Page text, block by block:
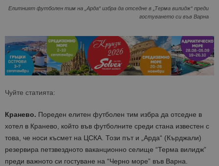
Елитният футболен тим на „Арда“ избра да отседне в „Терма вилидж“ преди
гостуването си във Варна
Чуйте статията:
Кранево. Пореден елитен футболен тим избра да отседне в
хотел в Кранево, който във футболните среди стана известен с
това, че носи късмет на ЦСКА. Този път и „Арда“ (Кърджали)
резервира петзвездното ваканционно селище “Терма вилидж”
преди важното си гостуване на “Черно море” във Варна.